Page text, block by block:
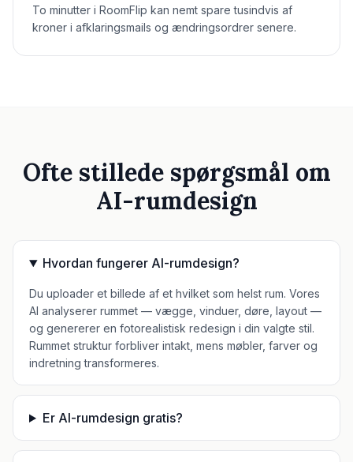
To minutter i RoomFlip kan nemt spare tusindvis af
kroner i afklaringsmails og ændringsordrer senere.
Ofte stillede spørgsmål om
AI-rumdesign
Hvordan fungerer AI-rumdesign?
Du uploader et billede af et hvilket som helst rum. Vores
AI analyserer rummet — vægge, vinduer, døre, layout —
og genererer en fotorealistisk redesign i din valgte stil.
Rummet struktur forbliver intakt, mens møbler, farver og
indretning transformeres.
Er AI-rumdesign gratis?